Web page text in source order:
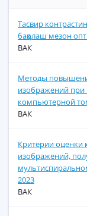
Тасвир
баҳолаш мезон
ВАК
Методы
изображений
компьютерной
ВАК
Критерии оценки
изображений,
2023
ВАК